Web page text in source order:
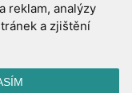
reklam, analýzy
a zjištění
Vsetínská 78, 757